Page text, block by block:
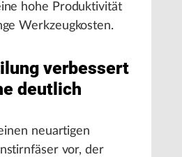
hohe Produktivität
Werkzeugkosten.
verbessert
deutlich
neuartigen
vor, der